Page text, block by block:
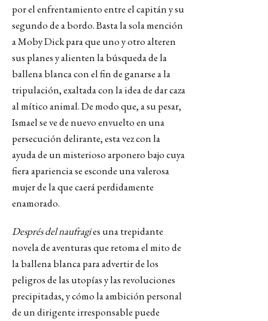
por el enfrentamiento entre el capitán y su
segundo de a bordo. Basta la sola mención
a Moby Dick para que uno y otro alteren
sus planes y alienten la búsqueda de la
ballena blanca con el fin de ganarse a la
tripulación, exaltada con la idea de dar caza
al mítico animal. De modo que, a su pesar,
Ismael se ve de nuevo envuelto en una
persecución delirante, esta vez con la
ayuda de un misterioso arponero bajo cuya
fiera apariencia se esconde una valerosa
mujer de la que caerá perdidamente
enamorado.
Després del naufragies una trepidante
novela de aventuras que retoma el mito de
la ballena blanca para advertir de los
peligros de las utopías y las revoluciones
precipitadas, y cómo la ambición personal
de un dirigente irresponsable puede